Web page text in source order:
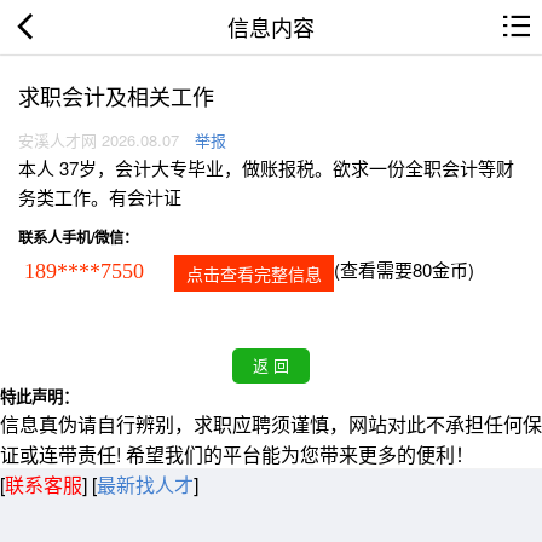
信息内容
求职会计及相关工作
安溪人才网 2026.08.07 举报
本人 37岁，会计大专毕业，做账报税。欲求一份全职会计等财
务类工作。有会计证
联系人手机/微信：
189****7550 点击查看完整信息 (查看需要80金币)
特此声明：
信息真伪请自行辨别，求职应聘须谨慎，网站对此不承担任何保
证或连带责任! 希望我们的平台能为您带来更多的便利！
[联系客服] [最新找人才]